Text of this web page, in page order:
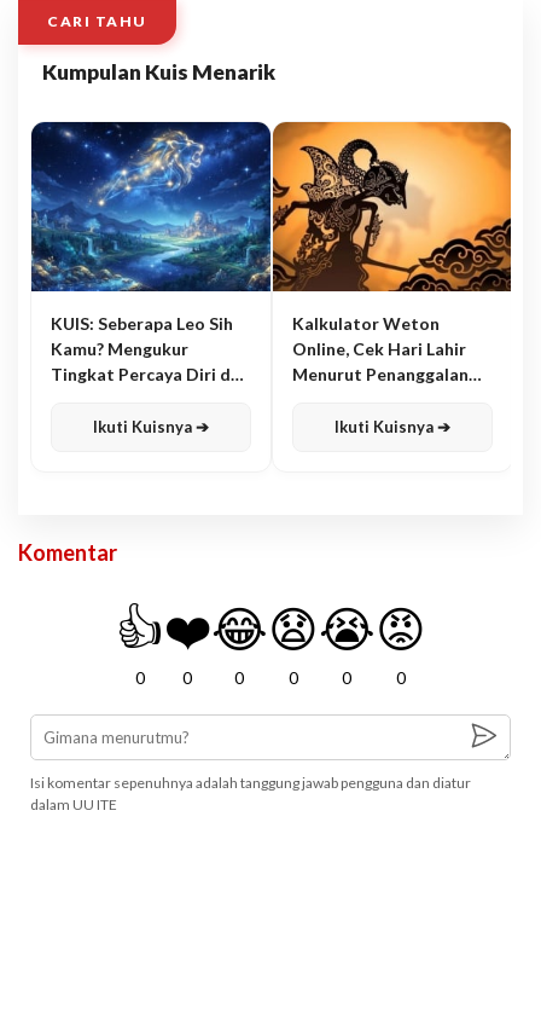
CARI TAHU
Kumpulan Kuis Menarik
KUIS: Seberapa Leo Sih
Kamu? Mengukur
Tingkat Percaya Diri dan
Ikuti Kuisnya ➔
Kalkulator Weton
Online, Cek Hari Lahir
Menurut Penanggalan
Ikuti Kuisnya ➔
Komentar
👍
0
❤️
0
😂
0
😧
0
😭
0
😡
0
Isi komentar sepenuhnya adalah tanggung jawab pengguna dan diatur
dalam UU ITE